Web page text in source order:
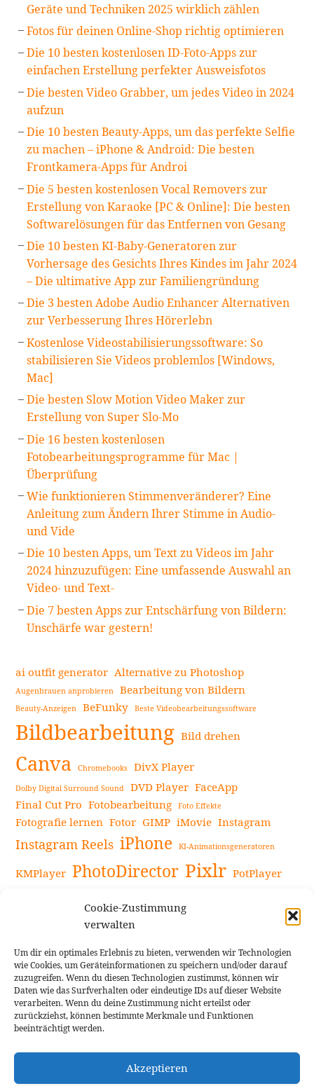
Cookie-Zustimmung
verwalten
Um dir ein optimales Erlebnis zu bieten, verwenden wir Technologien
wie Cookies, um Geräteinformationen zu speichern und/oder darauf
zuzugreifen. Wenn du diesen Technologien zustimmst, können wir
Daten wie das Surfverhalten oder eindeutige IDs auf dieser Website
verarbeiten. Wenn du deine Zustimmung nicht erteilst oder
zurückziehst, können bestimmte Merkmale und Funktionen
beeinträchtigt werden.
Akzeptieren
Geräte und Techniken 2025 wirklich zählen
Fotos für deinen Online-Shop richtig optimieren
Die 10 besten kostenlosen ID-Foto-Apps zur
einfachen Erstellung perfekter Ausweisfotos
Die besten Video Grabber, um jedes Video in 2024
aufzun
Die 10 besten Beauty-Apps, um das perfekte Selfie
zu machen – iPhone & Android: Die besten
Frontkamera-Apps für Androi
Die 5 besten kostenlosen Vocal Removers zur
Erstellung von Karaoke [PC & Online]: Die besten
Softwarelösungen für das Entfernen von Gesang
Die 10 besten KI-Baby-Generatoren zur
Vorhersage des Gesichts Ihres Kindes im Jahr 2024
– Die ultimative App zur Familiengründung
Die 3 besten Adobe Audio Enhancer Alternativen
zur Verbesserung Ihres Hörerlebn
Kostenlose Videostabilisierungssoftware: So
stabilisieren Sie Videos problemlos [Windows,
Mac]
Die besten Slow Motion Video Maker zur
Erstellung von Super Slo-Mo
Die 16 besten kostenlosen
Fotobearbeitungsprogramme für Mac |
Überprüfung
Wie funktionieren Stimmenveränderer? Eine
Anleitung zum Ändern Ihrer Stimme in Audio-
und Vide
Die 10 besten Apps, um Text zu Videos im Jahr
2024 hinzuzufügen: Eine umfassende Auswahl an
Video- und Text-
Die 7 besten Apps zur Entschärfung von Bildern:
Unschärfe war gestern!
ai outfit generator Alternative zu Photoshop
Augenbrauen anprobieren Bearbeitung von Bildern
Beauty-Anzeigen BeFunky Beste Videobearbeitungssoftware
Bildbearbeitung Bild drehen
Canva Chromebooks DivX Player
Dolby Digital Surround Sound DVD Player FaceApp
Final Cut Pro Fotobearbeitung Foto Effekte
Fotografie lernen Fotor GIMP iMovie Instagram
Instagram Reels iPhone KI-Animationsgeneratoren
KMPlayer PhotoDirector Pixlr PotPlayer
Snapseed
Videoaufnahmen Tipps Videobearbeitung
Videoeffekte Vlogit YouTube-Kanal YouTube-Videos
Cookie Richtlinie